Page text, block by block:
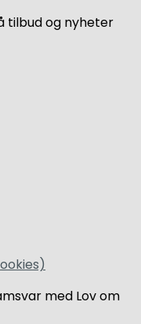
tilbud og nyheter
med Lov om